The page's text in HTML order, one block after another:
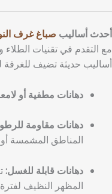
أحدث أساليب صباغ غرف
مع التقدم في تقنيات
أساليب حديثة تضيف للغرفة
دهانات مطفية أو
دهانات مقاومة
المناطق المشمسة أو
دهانات قابلة للغسل:
المظهر النظيف